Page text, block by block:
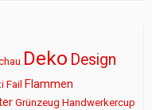
Deko Design
Fail Flammen
Grünzeug Handwerkercup